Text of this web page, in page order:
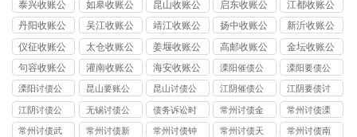
泰兴收账公
司
如皋收账公
司
昆山收账公
司
启东收账公
司
江都收账公
司
丹阳收账公
司
吴江收账公
司
靖江收账公
司
扬中收账公
司
新沂收账公
司
仪征收账公
司
太仓收账公
司
姜堰收账公
司
高邮收账公
司
金坛收账公
司
句容收账公
司
灌南收账公
司
海安收账公
司
溧阳催债公
司
溧阳要债公
司
溧阳讨债公
司
昆山要账公
司
昆山讨债公
司
江阴催债公
司服务
江阴要债讨
账公司
江阴讨债公
司
无锡讨债公
司
债务诉讼时
效
常州讨债金
坛公司
常州讨债溧
阳公司
常州讨债武
常州讨债新
常州讨债钟
常州讨债天
常州讨债南